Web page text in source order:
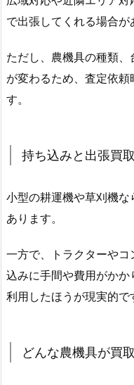
で出張してくれる場合が
ただし、農機具の種類
が変わるため、査定依
す。
持ち込みと出張買
小型の耕運機や草刈機
あります。
一方で、トラクターや
込みに手間や費用がか
利用したほうが現実的で
どんな農機具が買